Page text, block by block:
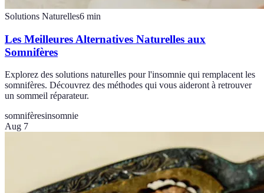
Solutions Naturelles6 min
Les Meilleures Alternatives Naturelles aux
Somnifères
Explorez des solutions naturelles pour l'insomnie qui remplacent les
somnifères. Découvrez des méthodes qui vous aideront à retrouver
un sommeil réparateur.
somnifèresinsomnie
Aug 7